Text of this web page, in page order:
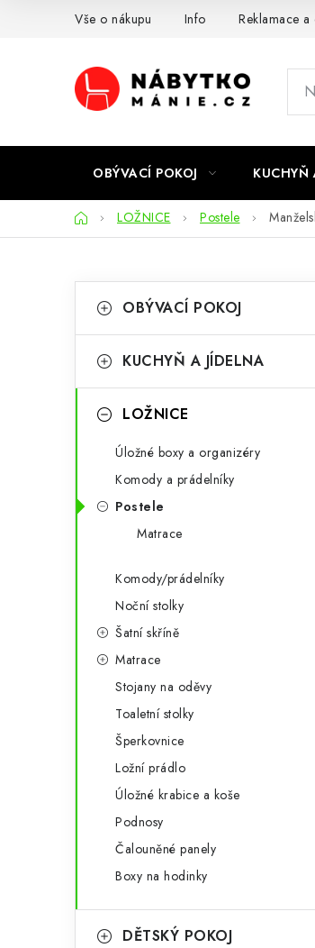
Vše o nákupu Info Reklamace
OBÝVACÍ POKOJ KUCHYŇ
DomůLOŽNICE Postele
o
t
n
kategorie
a
e
i
OBÝVACÍ POKOJ
KUCHYŇ A JÍDELNA
LOŽNICE
Úložné boxy a organizéry
Komody a prádelníky
Postele
Matrace
Komody/prádelníky
Noční stolky
Šatní skříně
Matrace
Stojany na oděvy
Toaletní stolky
Šperkovnice
Ložní prádlo
Úložné krabice a koše
Podnosy
Čalouněné panely
Boxy na hodinky
DĚTSKÝ POKOJ